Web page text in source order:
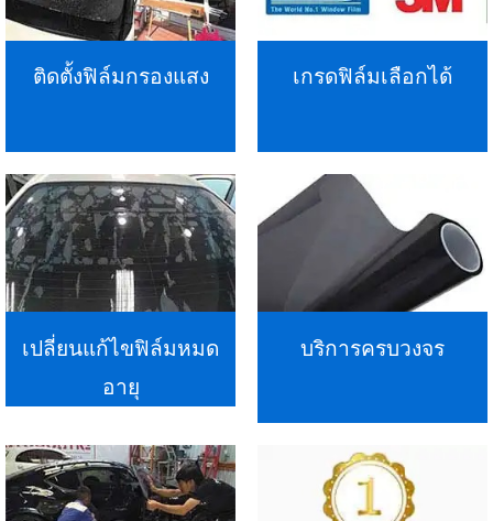
ติดตั้งฟิล์มกรองแสง เกรดฟิล์มเลือกได้
เปลี่ยนแก้ไขฟิล์มหมด
อายุ
บริการครบวงจร